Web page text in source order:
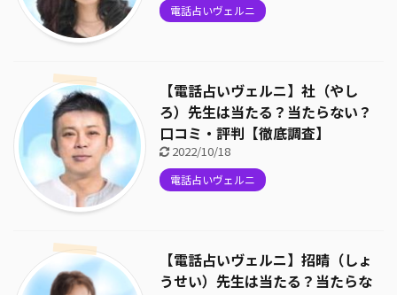
電話占いヴェルニ
【電話占いヴェルニ】社（やし
ろ）先生は当たる？当たらない？
口コミ・評判【徹底調査】
2022/10/18
電話占いヴェルニ
【電話占いヴェルニ】招晴（しょ
うせい）先生は当たる？当たらな